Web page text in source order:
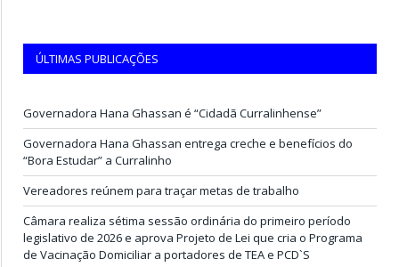
ÚLTIMAS PUBLICAÇÕES
Governadora Hana Ghassan é “Cidadã Curralinhense”
Governadora Hana Ghassan entrega creche e benefícios do
“Bora Estudar” a Curralinho
Vereadores reúnem para traçar metas de trabalho
Câmara realiza sétima sessão ordinária do primeiro período
legislativo de 2026 e aprova Projeto de Lei que cria o Programa
de Vacinação Domiciliar a portadores de TEA e PCD`S